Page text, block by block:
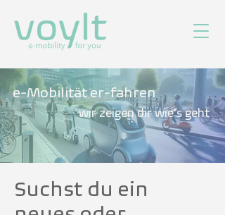
e-Mobilität er-fahren
wir zeigen dir wie's geht
Suchst du ein